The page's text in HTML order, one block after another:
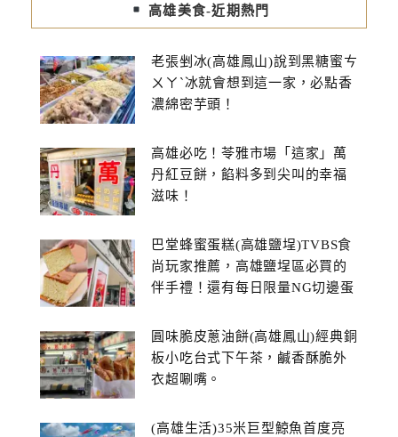
高雄美食-近期熱門
老張剉冰(高雄鳳山)說到黑糖蜜ㄘ
ㄨㄚˋ冰就會想到這一家，必點香
濃綿密芋頭！
高雄必吃！苓雅市場「這家」萬
丹紅豆餅，餡料多到尖叫的幸福
滋味！
巴堂蜂蜜蛋糕(高雄鹽埕)TVBS食
尚玩家推薦，高雄鹽埕區必買的
伴手禮！還有每日限量NG切邊蛋
圓味脆皮蔥油餅(高雄鳳山)經典銅
板小吃台式下午茶，鹹香酥脆外
衣超唰嘴。
(高雄生活)35米巨型鯨魚首度亮